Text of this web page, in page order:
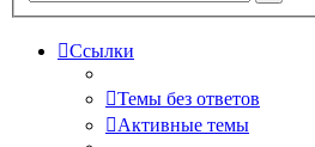
Ссылки
Темы без ответов
Активные темы